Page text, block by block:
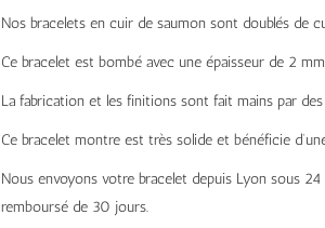
Nos bracelets en cuir de saumon sont doublés de
Ce bracelet est bombé avec une épaisseur de 2
La fabrication et les finitions sont fait mains par
Ce bracelet montre est très solide et bénéficie
Nous envoyons votre bracelet depuis Lyon sous
remboursé de 30 jours.